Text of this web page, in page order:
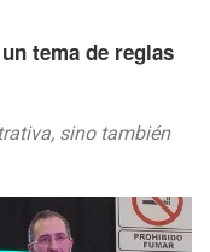
tema de reglas
sino también